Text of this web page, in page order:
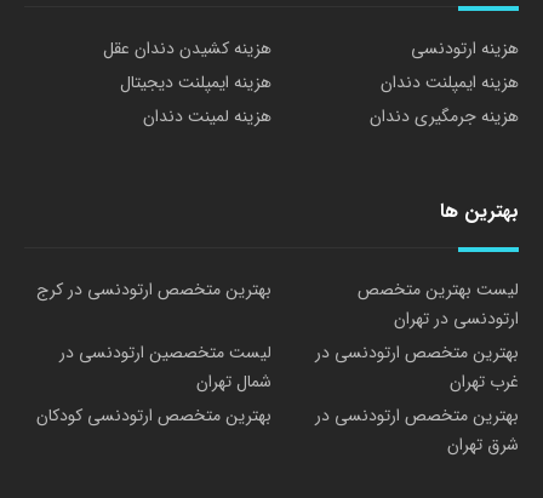
هزینه ارتودنسی
هزینه کشیدن دندان عقل
هزینه ایمپلنت دندان
هزینه ایمپلنت دیجیتال
هزینه جرمگیری دندان
هزینه لمینت دندان
بهترین ها
لیست بهترین متخصص
ارتودنسی در تهران
بهترین متخصص ارتودنسی در کرج
بهترین متخصص ارتودنسی در
غرب تهران
لیست متخصصین ارتودنسی در
شمال تهران
بهترین متخصص ارتودنسی در
شرق تهران
بهترین متخصص ارتودنسی کودکان